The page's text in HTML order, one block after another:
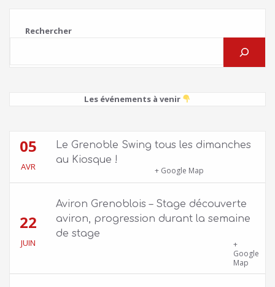
Rechercher
Les événements à venir
05
AVR
Le Grenoble Swing tous les dimanches
au Kiosque !
+ Google Map
22
JUIN
Aviron Grenoblois – Stage découverte
aviron, progression durant la semaine
de stage
+
Google
Map